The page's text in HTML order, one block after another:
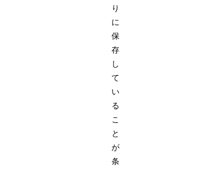
り
に
保
存
し
て
い
る
こ
と
が
条